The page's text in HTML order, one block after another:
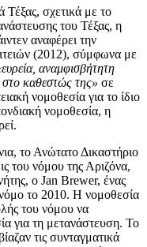
σχετικά με το
του Τέξας, η
αναφέρει την
(2012), σύμφωνα με
αναμφισβήτητη
στο καθεστώς της» σε
νομοθεσία για το ίδιο
νομοθεσία, η
το Ανώτατο Δικαστήριο
του νόμου της Αριζόνα,
ο Jan Brewer, ένας
το 2010. Η νομοθεσία
του νόμου να
για τη μετανάστευση. Το
τις συνταγματικά